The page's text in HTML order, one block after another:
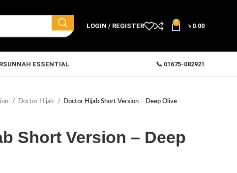
LOGIN / REGISTER 0 ৳ 0.00
SUNNAH ESSENTIAL 📞 01675-082921
Doctor Hijab Doctor Hijab Short Version – Deep Olive
Short Version – Deep